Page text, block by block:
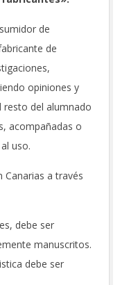
de
de
opiniones y
del alumnado
acompañadas o
uso.
Canarias a través
debe ser
manuscritos.
debe ser